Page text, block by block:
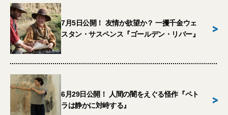
7月5日公開！ 友情か欲望か？ 一攫千金ウェ
スタン・サスペンス『ゴールデン・リバー』
>
6月29日公開！ 人間の闇をえぐる怪作『ペト
ラは静かに対峙する』
>